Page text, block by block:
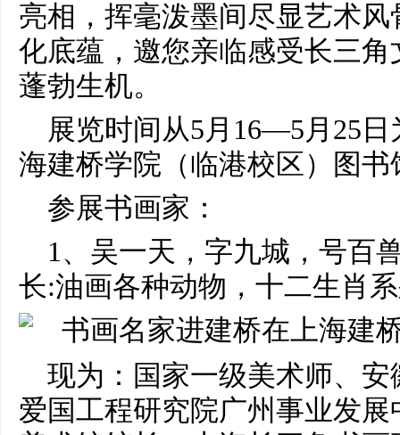
亮相，挥毫泼墨间尽显艺术
化底蕴，邀您亲临感受长三
蓬勃生机。
展览时间从5月16—5月25
海建桥学院（临港校区）图书
参展书画家：
1、吴一天，字九城，号百
长:油画各种动物，十二生肖
现为：国家一级美术师、
爱国工程研究院广州事业发